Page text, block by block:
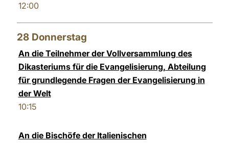
12:00
28 Donnerstag
An die Teilnehmer der Vollversammlung des
Dikasteriums für die Evangelisierung, Abteilung
für grundlegende Fragen der Evangelisierung in
der Welt
10:15
An die Bischöfe der Italienischen